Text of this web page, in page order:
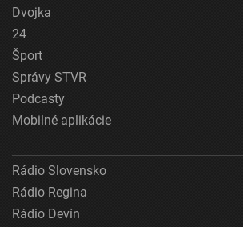
Dvojka
24
Šport
Správy STVR
Podcasty
Mobilné aplikácie
Rádio Slovensko
Rádio Regina
Rádio Devín